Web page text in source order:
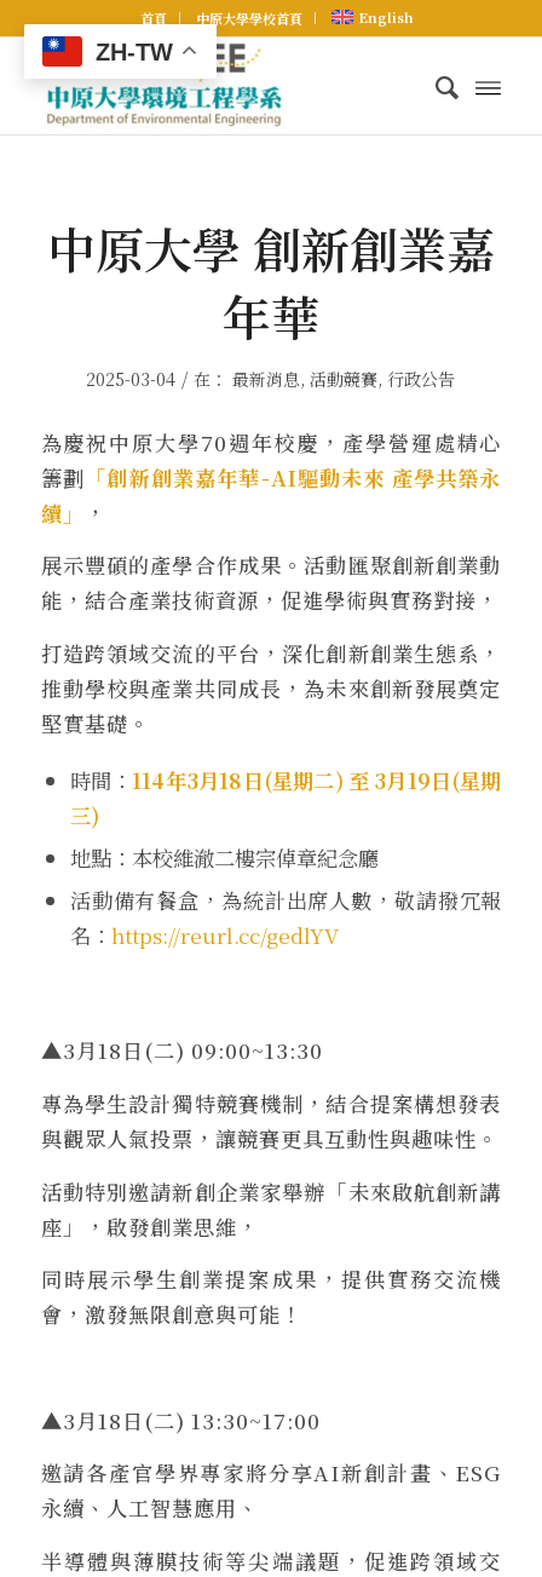
首頁 中原大學學校首頁 English
中原大學 創新創業嘉
年華
2025-03-04 / 在：最新消息,活動競賽, 行政公告
為慶祝中原大學70週年校慶，產學營運處精心
籌劃 「創新創業嘉年華-AI驅動未來 產學共築永
續」
，
展示豐碩的產學合作成果。活動匯聚創新創業動
能，結合產業技術資源，促進學術與實務對接，
打造跨領域交流的平台，深化創新創業生態系，
推動學校與產業共同成長，為未來創新發展奠定
堅實基礎。
時間： 114年3月18日(星期二) 至 3月19日(星期
三)
地點：本校維澈二樓宗倬章紀念廳
活動備有餐盒，為統計出席人數，敬請撥冗報
名： https://reurl.cc/gedlYV
▲3月18日(二) 09:00~13:30
專為學生設計獨特競賽機制，結合提案構想發表
與觀眾人氣投票，讓競賽更具互動性與趣味性。
活動特別邀請新創企業家舉辦「未來啟航創新講
座」，啟發創業思維，
同時展示學生創業提案成果，提供實務交流機
會，激發無限創意與可能！
▲3月18日(二) 13:30~17:00
邀請各產官學界專家將分享AI新創計畫、ESG
永續、人工智慧應用、
半導體與薄膜技術等尖端議題，促進跨領域交
ZH-TW